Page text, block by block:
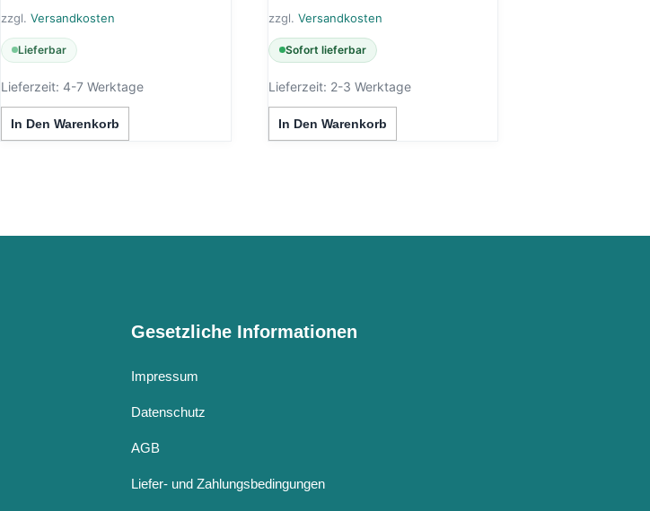
zzgl. Versandkosten
Lieferbar
Lieferzeit: 4-7 Werktage
In Den Warenkorb
zzgl. Versandkosten
Sofort lieferbar
Lieferzeit: 2-3 Werktage
In Den Warenkorb
Gesetzliche Informationen
Impressum
Datenschutz
AGB
Liefer- und Zahlungsbedingungen